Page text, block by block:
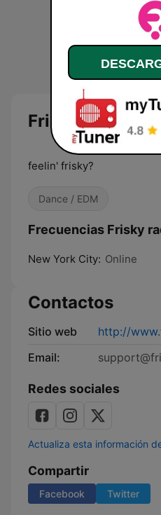
Frisky radio
feelin' frisky?
Dance / EDM
Frecuencias Frisky
New York City: Online
Contactos
Sitio web
http://
Email:
Redes sociales
Actualiza esta información
Compartir
Facebook Twitter